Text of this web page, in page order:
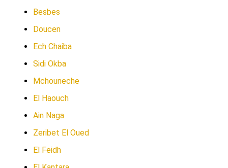
Besbes
Doucen
Ech Chaiba
Sidi Okba
Mchouneche
El Haouch
Ain Naga
Zeribet El Oued
El Feidh